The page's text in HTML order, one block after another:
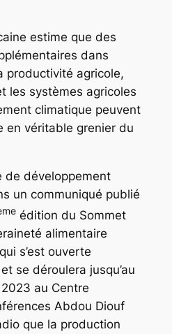
estime que des
dans
productivité agricole,
les systèmes agricoles
climatique peuvent
en véritable grenier du
de développement
un communiqué publié
édition du Sommet
alimentaire
s’est ouverte
se déroulera jusqu’au
au Centre
Abdou Diouf
que la production